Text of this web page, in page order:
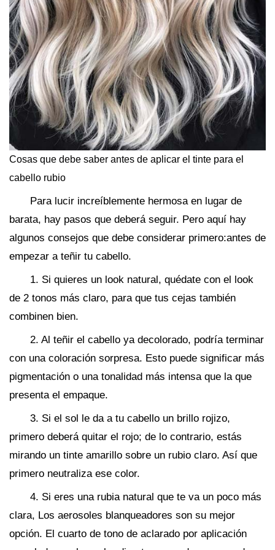
Cosas que debe saber antes de aplicar el tinte para el
cabello rubio
Para lucir increíblemente hermosa en lugar de
barata, hay pasos que deberá seguir. Pero aquí hay
algunos consejos que debe considerar primero:antes de
empezar a teñir tu cabello.
1. Si quieres un look natural, quédate con el look
de 2 tonos más claro, para que tus cejas también
combinen bien.
2. Al teñir el cabello ya decolorado, podría terminar
con una coloración sorpresa. Esto puede significar más
pigmentación o una tonalidad más intensa que la que
presenta el empaque.
3. Si el sol le da a tu cabello un brillo rojizo,
primero deberá quitar el rojo; de lo contrario, estás
mirando un tinte amarillo sobre un rubio claro. Así que
primero neutraliza ese color.
4. Si eres una rubia natural que te va un poco más
clara, Los aerosoles blanqueadores son su mejor
opción. El cuarto de tono de aclarado por aplicación